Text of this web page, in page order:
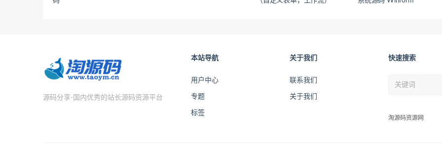
源码分享-国内优秀的站长源码资源平台
本站导航
用户中心
专题
标签
关于我们
联系我们
关于我们
快速搜索
淘源码资源网